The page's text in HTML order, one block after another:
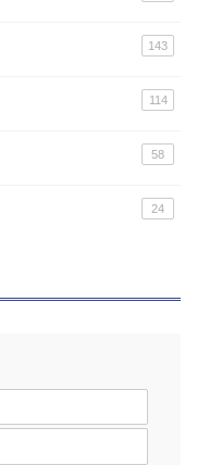
143
114
58
24